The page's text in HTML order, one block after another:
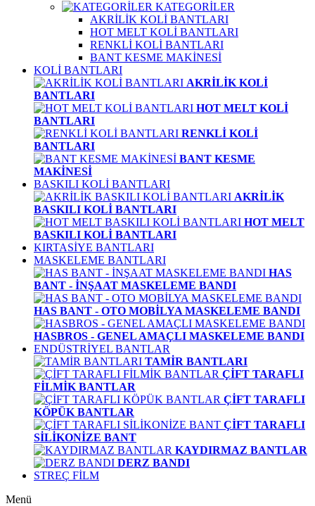
KATEGORİLER
AKRİLİK KOLİ BANTLARI
HOT MELT KOLİ BANTLARI
RENKLİ KOLİ BANTLARI
BANT KESME MAKİNESİ
KOLİ BANTLARI
AKRİLİK KOLİ
BANTLARI
HOT MELT KOLİ
BANTLARI
RENKLİ KOLİ
BANTLARI
BANT KESME
MAKİNESİ
BASKILI KOLİ BANTLARI
AKRİLİK
BASKILI KOLİ BANTLARI
HOT MELT
BASKILI KOLİ BANTLARI
KIRTASİYE BANTLARI
MASKELEME BANTLARI
HAS
BANT - İNŞAAT MASKELEME BANDI
HAS BANT - OTO MOBİLYA MASKELEME BANDI
HASBROS - GENEL AMAÇLI MASKELEME BANDI
ENDÜSTRİYEL BANTLAR
TAMİR BANTLARI
ÇİFT TARAFLI
FİLMİK BANTLAR
ÇİFT TARAFLI
KÖPÜK BANTLAR
ÇİFT TARAFLI
SİLİKONİZE BANT
KAYDIRMAZ BANTLAR
DERZ BANDI
STREÇ FİLM
Menü